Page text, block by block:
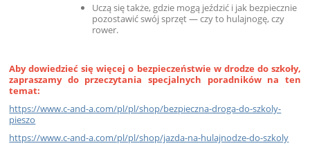
Uczą się także, gdzie mogą jeździć i jak bezpiecznie
pozostawić swój sprzęt — czy to hulajnogę, czy
rower.
Aby dowiedzieć się więcej o bezpieczeństwie w drodze do szkoły,
zapraszamy do przeczytania specjalnych poradników na ten
temat:
https://www.c-and-a.com/pl/pl/shop/bezpieczna-droga-do-szkoly-
pieszo
https://www.c-and-a.com/pl/pl/shop/jazda-na-hulajnodze-do-szkoly